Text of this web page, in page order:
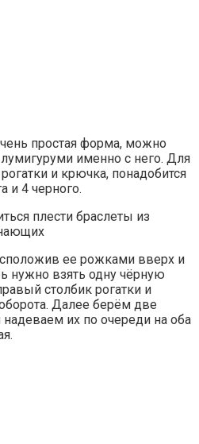
простая форма, можно
лумигуруми именно с него. Для
и крючка, понадобится
и 4 черного.
плести браслеты из
ее рожками вверх и
нужно взять одну чёрную
столбик рогатки и
Далее берём две
их по очереди на оба